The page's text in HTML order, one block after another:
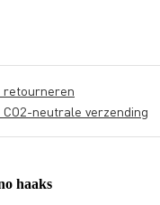
retourneren
CO2-neutrale verzending
haaks